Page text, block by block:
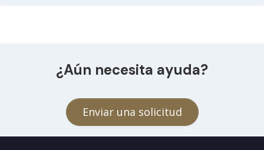
¿Aún necesita ayuda?
Enviar una solicitud